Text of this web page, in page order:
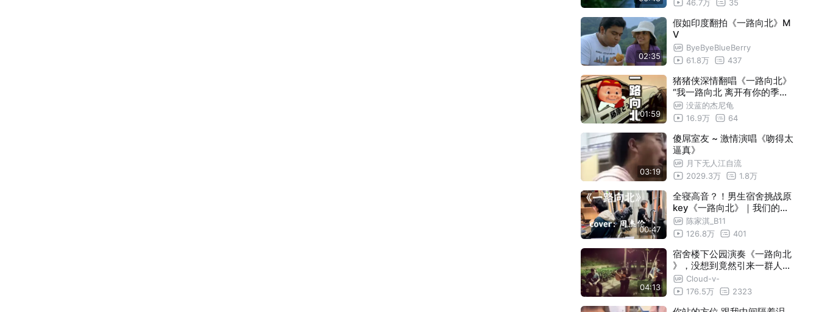
46.7万
35
02:35
假如印度翻拍《一路向北》M
V
ByeByeBlueBerry
61.8万
437
01:59
猪猪侠深情翻唱《一路向北》
“我一路向北 离开有你的季节”
超人强，我要加入车队
没蓝的杰尼龟
16.9万
64
03:19
傻屌室友 ~ 激情演唱《吻得太
逼真》
月下无人江自流
2029.3万
1.8万
00:47
全寝高音？！男生宿舍挑战原
key《一路向北》｜我们的宿
舍日常陈家淇_B11
126.8万
401
04:13
宿舍楼下公园演奏《一路向北
》，没想到竟然引来一群人围
观。Cloud-v-
176.5万
2323